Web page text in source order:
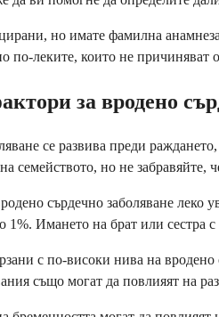
но имате фамилна
по-леките, които не
за вродено
се развива преди
семейството, но не забравяйте,
сърдечно заболяване леко
Имането на брат или сестра
с по-високи нива на
също могат да повлияят на